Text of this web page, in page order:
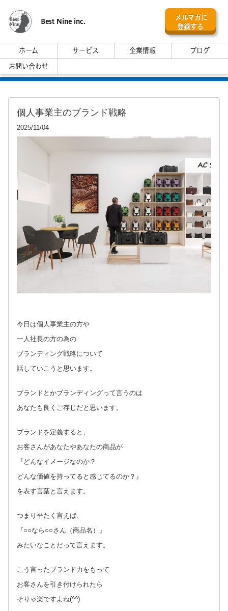
Best Nine inc.
メルマガに
登録する
ホーム サービス 企業情報
ブログ
お問い合わせ
個人事業主のブランド戦略
2025/11/04
今日は個人事業主の方や
一人社長の方の為の
ブランディング戦略について
話していこうと思います。
ブランドとかブランディングって言うのは
あなたも良くご存じだと思います。
ブランドを定義すると、
お客さんがあなたやあなたの商品が
『どんなイメージなのか？
どんな価値を持ってると感じてるのか？』
を表す言葉と言えます。
つまり平たく言えば、
『○○なら○○さん（商品名）』
みたいなことだって言えます。
こう言ったブランド力をもって
お客さんを引き付けられたら
そりゃ楽ですよね(^^)